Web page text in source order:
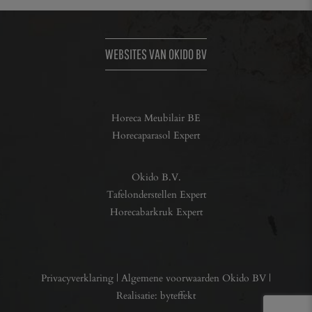
WEBSITES VAN OKIDO BV
Horeca Meubilair BE
Horecaparasol Expert
Okido B.V.
Tafelonderstellen Expert
Horecabarkruk Expert
Privacyverklaring | Algemene voorwaarden Okido BV |
Realisatie: byteffekt